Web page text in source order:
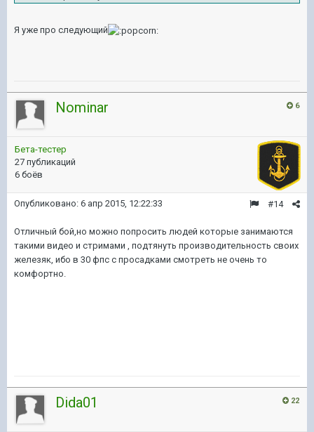
Я уже про следующий
6
Nominar
Бета-тестер
27 публикаций
6 боёв
#14
Опубликовано: 6 апр 2015, 12:22:33
Отличный бой,но можно попросить людей которые занимаются
такими видео и стримами , подтянуть производительность своих
железяк, ибо в 30 фпс с просадками смотреть не очень то
комфортно.
22
Dida01